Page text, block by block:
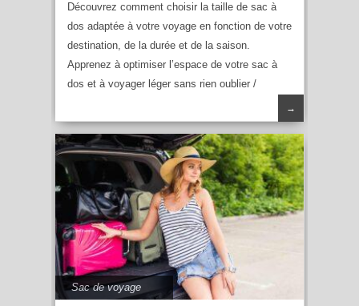
Découvrez comment choisir la taille de sac à
dos adaptée à votre voyage en fonction de votre
destination, de la durée et de la saison.
Apprenez à optimiser l’espace de votre sac à
dos et à voyager léger sans rien oublier /
→
Sac de voyage